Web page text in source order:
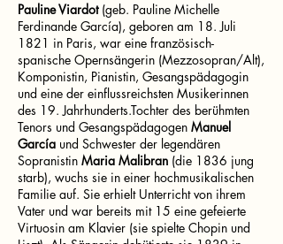
Pauline Viardot(geb. Pauline Michelle
Ferdinande García), geboren am 18. Juli
1821 in Paris, war eine französisch-
spanische Opernsängerin (Mezzosopran/Alt),
Komponistin, Pianistin, Gesangspädagogin
und eine der einflussreichsten Musikerinnen
des 19. Jahrhunderts.Tochter des berühmten
Tenors und Gesangspädagogen Manuel
García und Schwester der legendären
Sopranistin Maria Malibran (die 1836 jung
starb), wuchs sie in einer hochmusikalischen
Familie auf. Sie erhielt Unterricht von ihrem
Vater und war bereits mit 15 eine gefeierte
Virtuosin am Klavier (sie spielte Chopin und